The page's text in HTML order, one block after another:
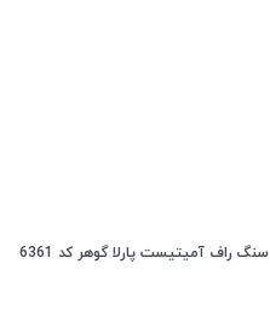
سنگ راف آمیتیست پارلا گوهر کد 6361